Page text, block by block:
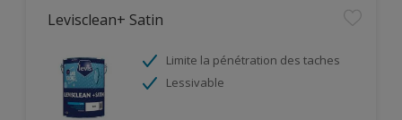
Levisclean+ Satin
Limite la pénétration des taches
Lessivable